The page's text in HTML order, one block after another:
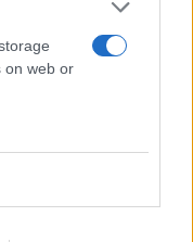
on web or